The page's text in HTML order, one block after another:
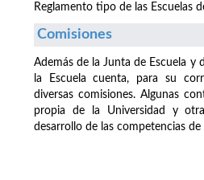
Reglamento tipo de las Escuelas
Comisiones
Además de la Junta de Escuela y
la Escuela cuenta, para su
diversas comisiones. Algunas
propia de la Universidad y
desarrollo de las competencias de